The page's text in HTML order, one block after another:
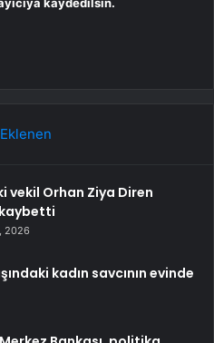
vekil Orhan Ziya Diren
kaybetti
2026
kadın savcının evinde